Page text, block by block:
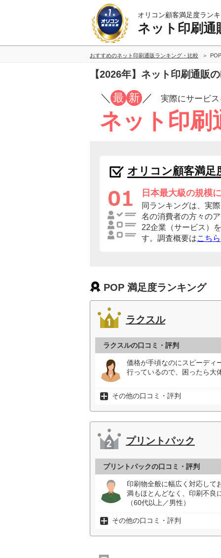
オリコン顧客満足度ラン
ネット印刷通
おすすめのネット印刷通販ランキング・比較 POP
【2026年】ネット印刷通販
／ 最 新 ／ 実際にサービ
ネット印刷
オリコン顧客満足
日本最大級の規模
同ランキングは、実
名の消費者の方々の
22企業（サービス）
す。調査概要はこちら
POP 満足度ランキング
ラクスル
ラクスルの口コミ・評判
価格が手頃なのにスピーディ
行っているので、困ったら大
その他の口コミ・評判
プリントパック
プリントパックの口コミ・評判
印刷物全般に幅広く対応して
満もほとんどなく、印刷不良
（60代以上／男性）
その他の口コミ・評判